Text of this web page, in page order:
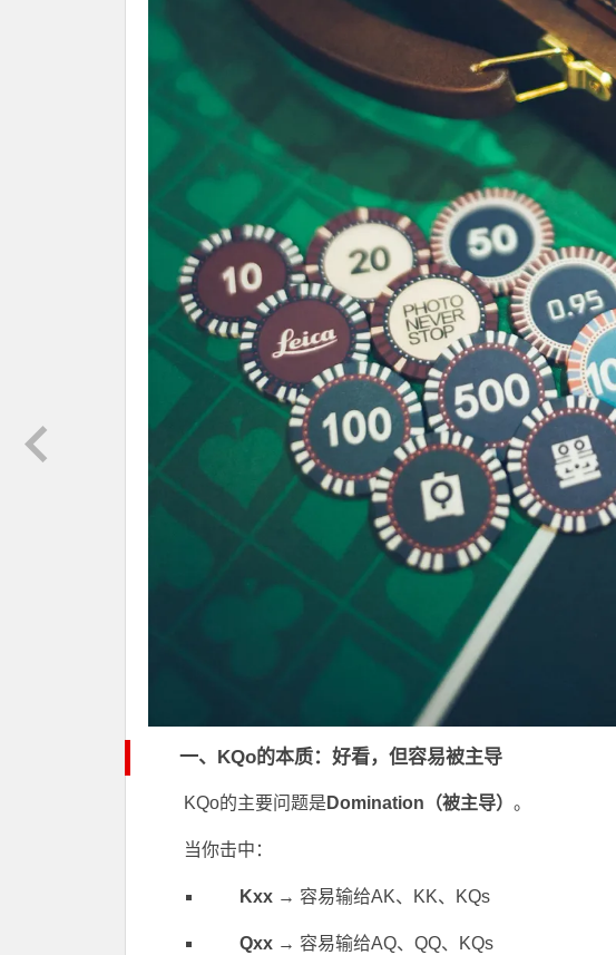
一、KQo的本质：好看，但容易被主导
KQo的主要问题是 Domination（被主导） 。
当你击中：
Kxx → 容易输给AK、KK、KQs
Qxx → 容易输给AQ、QQ、KQs